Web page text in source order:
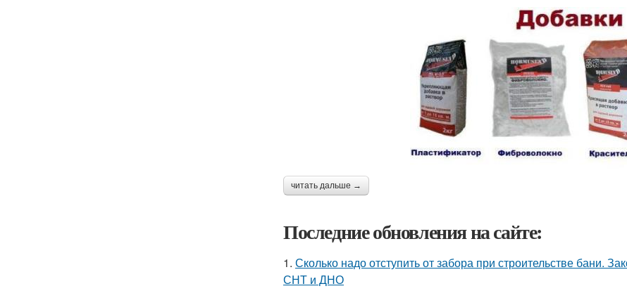
читать дальше →
Последние обновления на сайте:
1. Сколько надо отступить от забора при строительстве бани.
СНТ и ДНО